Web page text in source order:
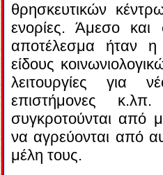
θρησκευτικών
ενορίες. Άμεσο και
αποτέλεσμα ήταν η
είδους
λειτουργίες για
επιστήμονες
συγκροτούνται από
να αγρεύονται από
μέλη τους.